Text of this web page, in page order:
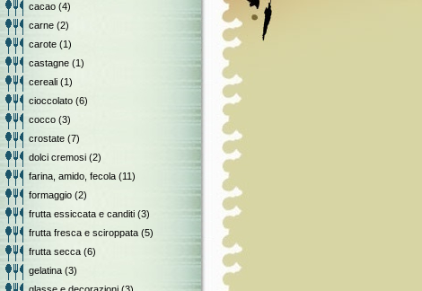
cacao (4)
carne (2)
carote (1)
castagne (1)
cereali (1)
cioccolato (6)
cocco (3)
crostate (7)
dolci cremosi (2)
farina, amido, fecola (11)
formaggio (2)
frutta essiccata e canditi (3)
frutta fresca e sciroppata (5)
frutta secca (6)
gelatina (3)